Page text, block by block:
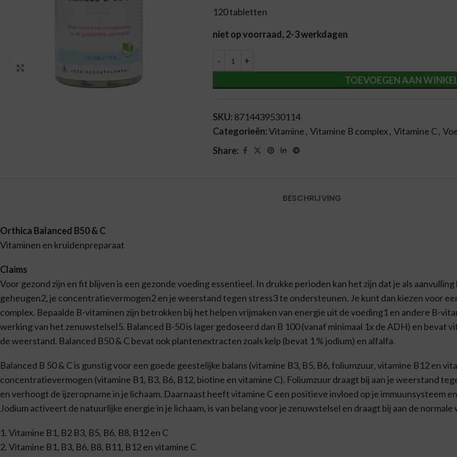
Vergroten
120 tabletten
niet op voorraad, 2-3 werkdagen
TOEVOEGEN AAN
Alternative:
SKU: 8714439530114
Categorieën:Vitamine, Vitamine B complex, Vitamine C,
Share:
BESCHRIJVING
Orthica Balanced B50 & C
Vitaminen en kruidenpreparaat
Claims
Voor gezond zijn en fit blijven is een gezonde voeding essentieel. In drukke perioden kan het zijn dat je als
geheugen2, je concentratievermogen2 en je weerstand tegen stress3 te ondersteunen. Je kunt dan kiezen voor
complex. Bepaalde B-vitaminen zijn betrokken bij het helpen vrijmaken van energie uit de voeding1 en andere B-
werking van het zenuwstelsel5. Balanced B-50 is lager gedoseerd dan B 100 (vanaf minimaal 1x de ADH) en bevat
de weerstand. Balanced B50 & C bevat ook plantenextracten zoals kelp (bevat 1 % jodium) en alfalfa.
Balanced B 50 & C is gunstig voor een goede geestelijke balans (vitamine B3, B5, B6, foliumzuur, vitamine B12 en
concentratievermogen (vitamine B1, B3, B6, B12, biotine en vitamine C). Foliumzuur draagt bij aan je weerstand
en verhoogt de ijzeropname in je lichaam. Daarnaast heeft vitamine C een positieve invloed op je immuunsysteem
Jodium activeert de natuurlijke energie in je lichaam, is van belang voor je zenuwstelsel en draagt bij aan de
1. Vitamine B1, B2 B3, B5, B6, B8, B12 en C
2. Vitamine B1, B3, B6, B8, B11, B12 en vitamine C